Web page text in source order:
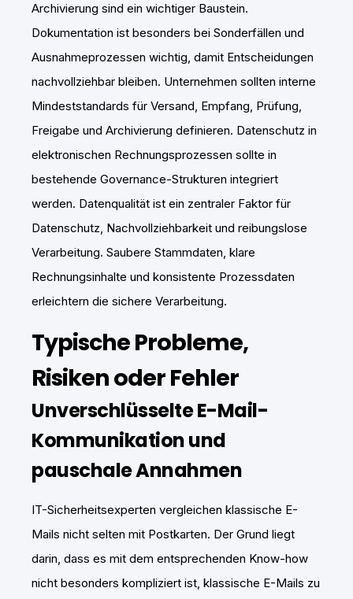
Archivierung sind ein wichtiger Baustein.
Dokumentation ist besonders bei Sonderfällen und
Ausnahmeprozessen wichtig, damit Entscheidungen
nachvollziehbar bleiben. Unternehmen sollten interne
Mindeststandards für Versand, Empfang, Prüfung,
Freigabe und Archivierung definieren. Datenschutz in
elektronischen Rechnungsprozessen sollte in
bestehende Governance-Strukturen integriert
werden. Datenqualität ist ein zentraler Faktor für
Datenschutz, Nachvollziehbarkeit und reibungslose
Verarbeitung. Saubere Stammdaten, klare
Rechnungsinhalte und konsistente Prozessdaten
erleichtern die sichere Verarbeitung.
Typische Probleme,
Risiken oder Fehler
Unverschlüsselte E-Mail-
Kommunikation und
pauschale Annahmen
IT-Sicherheitsexperten vergleichen klassische E-
Mails nicht selten mit Postkarten. Der Grund liegt
darin, dass es mit dem entsprechenden Know-how
nicht besonders kompliziert ist, klassische E-Mails zu